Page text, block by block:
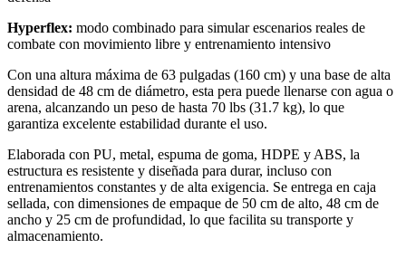
Hyperflex: modo combinado para simular escenarios reales de
combate con movimiento libre y entrenamiento intensivo
Con una altura máxima de 63 pulgadas (160 cm) y una base de alta
densidad de 48 cm de diámetro, esta pera puede llenarse con agua o
arena, alcanzando un peso de hasta 70 lbs (31.7 kg), lo que
garantiza excelente estabilidad durante el uso.
Elaborada con PU, metal, espuma de goma, HDPE y ABS, la
estructura es resistente y diseñada para durar, incluso con
entrenamientos constantes y de alta exigencia. Se entrega en caja
sellada, con dimensiones de empaque de 50 cm de alto, 48 cm de
ancho y 25 cm de profundidad, lo que facilita su transporte y
almacenamiento.